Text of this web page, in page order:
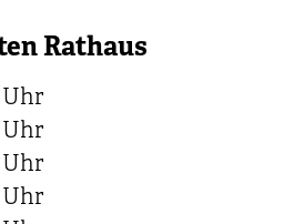
Rathaus
Uhr
Uhr
Uhr
Uhr